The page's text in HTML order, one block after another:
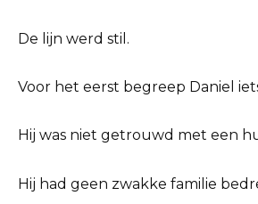
De lijn werd stil.
Voor het eerst begreep Daniel
Hij was niet getrouwd met een
Hij had geen zwakke familie